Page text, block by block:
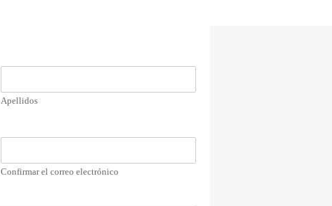
Apellidos
Confirmar el correo electrónico